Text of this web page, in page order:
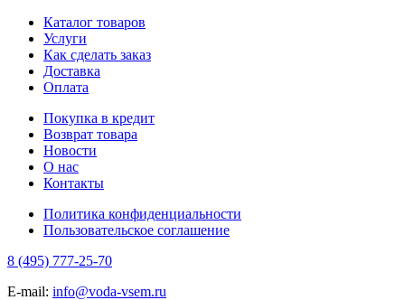
Каталог товаров
Услуги
Как сделать заказ
Доставка
Оплата
Покупка в кредит
Возврат товара
Новости
О нас
Контакты
Политика конфиденциальности
Пользовательское соглашение
8 (495) 777-25-70
E-mail: info@voda-vsem.ru